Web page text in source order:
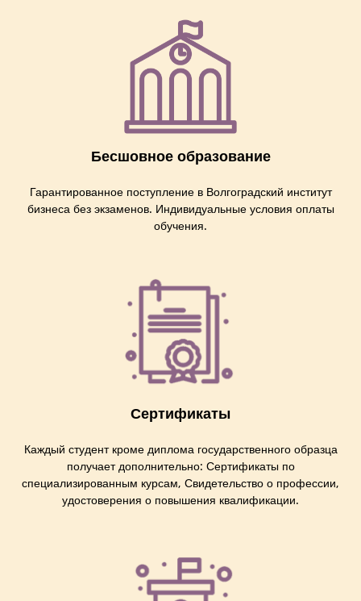
Бесшовное образование
Гарантированное поступление в Волгоградский институт
бизнеса без экзаменов. Индивидуальные условия оплаты
обучения.
Сертификаты
Каждый студент кроме диплома государственного образца
получает дополнительно: Сертификаты по
специализированным курсам, Свидетельство о профессии,
удостоверения о повышения квалификации.